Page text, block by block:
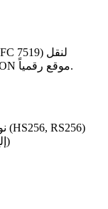
المعلومات بشكل آمن بين الأطراف ككائن JSON موقع رقمياً.
— نوع الرمز وخوارزمية التوقيع (HS256, RS256)
— المطالبات (sub, exp, iat, إلخ)